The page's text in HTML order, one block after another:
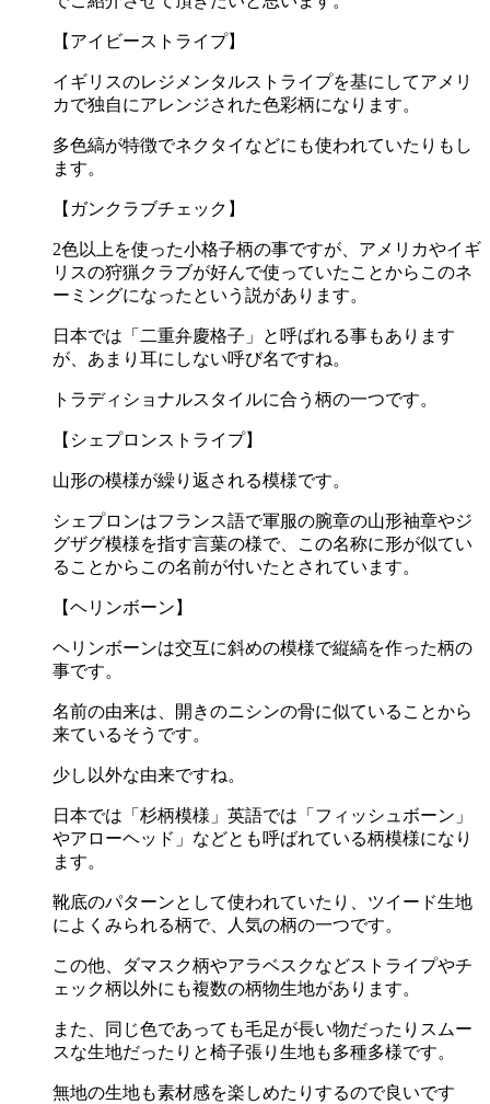
【アイビーストライプ】
イギリスのレジメンタルストライプを基にしてアメリ
カで独自にアレンジされた色彩柄になります。
多色縞が特徴でネクタイなどにも使われていたりもし
ます。
【ガンクラブチェック】
2色以上を使った小格子柄の事ですが、アメリカやイギ
リスの狩猟クラブが好んで使っていたことからこのネ
ーミングになったという説があります。
日本では「二重弁慶格子」と呼ばれる事もあります
が、あまり耳にしない呼び名ですね。
トラディショナルスタイルに合う柄の一つです。
【シェプロンストライプ】
山形の模様が繰り返される模様です。
シェプロンはフランス語で軍服の腕章の山形袖章やジ
グザグ模様を指す言葉の様で、この名称に形が似てい
ることからこの名前が付いたとされています。
【ヘリンボーン】
ヘリンボーンは交互に斜めの模様で縦縞を作った柄の
事です。
名前の由来は、開きのニシンの骨に似ていることから
来ているそうです。
少し以外な由来ですね。
日本では「杉柄模様」英語では「フィッシュボーン」
やアローヘッド」などとも呼ばれている柄模様になり
ます。
靴底のパターンとして使われていたり、ツイード生地
によくみられる柄で、人気の柄の一つです。
この他、ダマスク柄やアラベスクなどストライプやチ
ェック柄以外にも複数の柄物生地があります。
また、同じ色であっても毛足が長い物だったりスムー
スな生地だったりと椅子張り生地も多種多様です。
無地の生地も素材感を楽しめたりするので良いです